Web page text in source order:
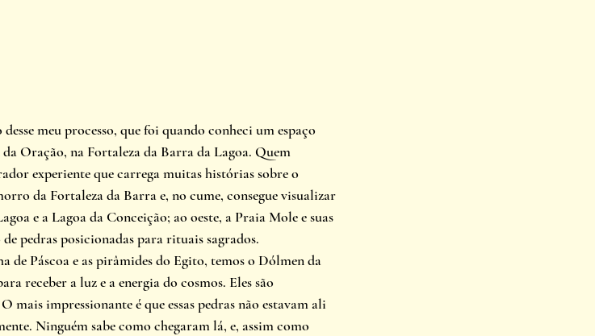
meu processo, que foi quando conheci um espaço
Oração, na Fortaleza da Barra da Lagoa. Quem
experiente que carrega muitas histórias sobre o
da Fortaleza da Barra e, no cume, consegue visualizar
e a Lagoa da Conceição; ao oeste, a Praia Mole e suas
pedras posicionadas para rituais sagrados.
de Páscoa e as pirâmides do Egito, temos o Dólmen da
receber a luz e a energia do cosmos. Eles são
mais impressionante é que essas pedras não estavam ali
Ninguém sabe como chegaram lá, e, assim como